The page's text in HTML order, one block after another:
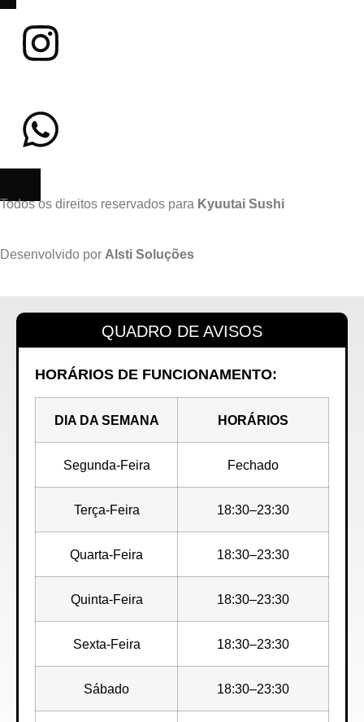
Todos os direitos reservados para Kyuutai Sushi
Desenvolvido por Alsti Soluções
QUADRO DE AVISOS
HORÁRIOS DE FUNCIONAMENTO:
DIA DA SEMANA HORÁRIOS
Segunda-Feira Fechado
Terça-Feira 18:30–23:30
Quarta-Feira 18:30–23:30
Quinta-Feira 18:30–23:30
Sexta-Feira 18:30–23:30
Sábado 18:30–23:30